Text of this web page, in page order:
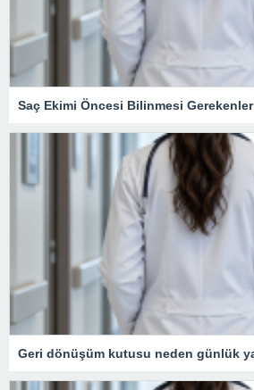
Saç Ekimi Öncesi Bilinmesi Gerekenler